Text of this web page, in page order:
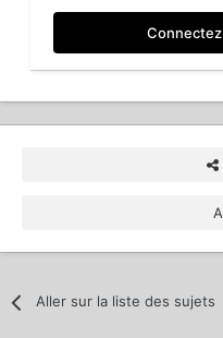
Aller sur la liste des sujets